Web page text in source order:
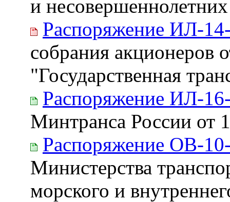
и
Распоряжение ИЛ-
собрания акционеров
"Государственная
Распоряжение ИЛ-
Минтранса России от
Распоряжение ОВ-
Министерства
морского и